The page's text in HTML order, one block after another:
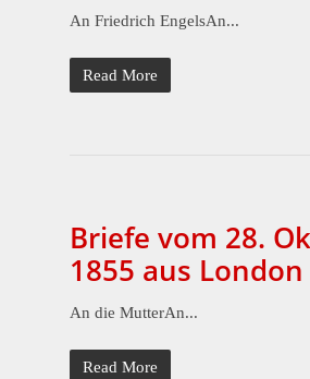
An Friedrich EngelsAn...
Read More
Briefe vom 28.
1855 aus London
An die MutterAn...
Read More